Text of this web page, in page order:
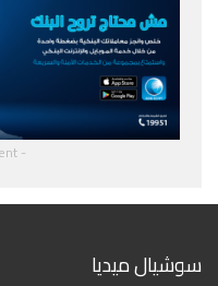
-
سوشيال ميديا